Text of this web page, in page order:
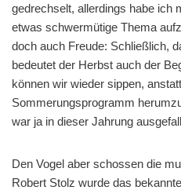
gedrechselt, allerdings habe ich
etwas schwermütige Thema
doch auch Freude: Schließlich,
bedeutet der Herbst auch der
können wir wieder sippen,
Sommerungsprogramm
war ja in dieser Jahrung
Den Vogel aber schossen die
Robert Stolz wurde das